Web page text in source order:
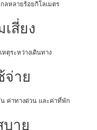
ลหลายร้อยกิโลเมตร
สี่ยง
หตุระหว่างเดินทาง
จ่าย
ค่าทางด่วน และค่าที่พัก
บาย